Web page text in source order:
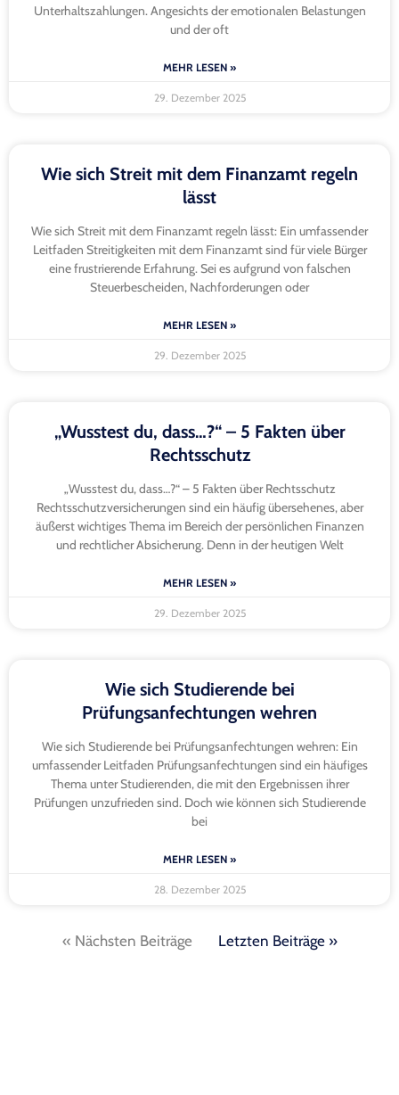
Unterhaltszahlungen. Angesichts der emotionalen Belastungen
und der oft
MEHR LESEN »
29. Dezember 2025
Wie sich Streit mit dem Finanzamt regeln
lässt
Wie sich Streit mit dem Finanzamt regeln lässt: Ein umfassender
Leitfaden Streitigkeiten mit dem Finanzamt sind für viele Bürger
eine frustrierende Erfahrung. Sei es aufgrund von falschen
Steuerbescheiden, Nachforderungen oder
MEHR LESEN »
29. Dezember 2025
„Wusstest du, dass…?“ – 5 Fakten über
Rechtsschutz
„Wusstest du, dass…?“ – 5 Fakten über Rechtsschutz
Rechtsschutzversicherungen sind ein häufig übersehenes, aber
äußerst wichtiges Thema im Bereich der persönlichen Finanzen
und rechtlicher Absicherung. Denn in der heutigen Welt
MEHR LESEN »
29. Dezember 2025
Wie sich Studierende bei
Prüfungsanfechtungen wehren
Wie sich Studierende bei Prüfungsanfechtungen wehren: Ein
umfassender Leitfaden Prüfungsanfechtungen sind ein häufiges
Thema unter Studierenden, die mit den Ergebnissen ihrer
Prüfungen unzufrieden sind. Doch wie können sich Studierende
bei
MEHR LESEN »
28. Dezember 2025
« Nächsten Beiträge Letzten Beiträge »